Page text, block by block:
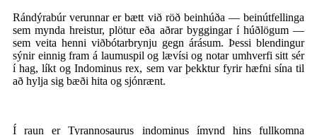
Rándýrabúr verunnar er bætt við röð beinhúða — beinútfellinga
sem mynda hreistur, plötur eða aðrar byggingar í húðlögum —
sem veita henni viðbótarbrynju gegn árásum. Þessi blendingur
sýnir einnig fram á laumuspil og lævísi og notar umhverfi sitt sér
í hag, líkt og Indominus rex, sem var þekktur fyrir hæfni sína til
að hylja sig bæði hita og sjónrænt.
Í raun er Tyrannosaurus indominus ímynd hins fullkomna